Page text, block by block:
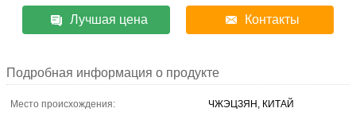
Лучшая цена Контакты
Подробная информация о продукте
Место происхождения:
ЧЖЭЦЗЯН, КИТАЙ